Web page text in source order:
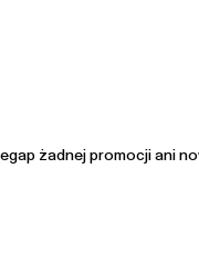
żadnej promocji ani